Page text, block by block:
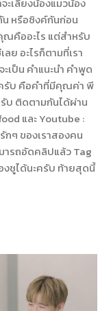
น หรือซิงค์กันก่อน
คืออะไร แต่สำหรับ
ย อะไรก็ตามที่เรา
เป็น คำแนะนำ คำพูด
ครับ คือคำที่มีคุณค่า พี
บ ติดตามกันได้ผ่าน
และ Youtube :
ๆ ของเราสองคน
ารถอัดคลิปแล้ว Tag
งชูได้นะครับ ท้ายสุดนี้